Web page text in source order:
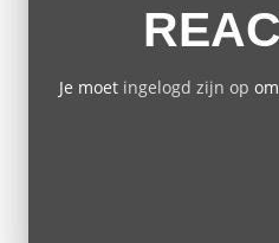
Je moet ingelogd zijn op